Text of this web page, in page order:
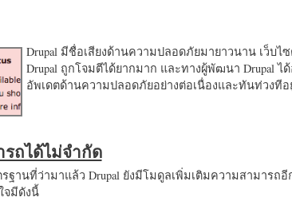
Drupal มีชื่อเสียงด้านความปลอดภัยมายาวนาน เว็บไ
Drupal ถูกโจมตีได้ยากมาก และทางผู้พัฒนา Drupal ไ
อัพเดตด้านความปลอดภัยอย่างต่อเนื่องและทันท่วงทีอ
ถได้ไม่จำกัด
านที่ว่ามาแล้ว Drupal ยังมีโมดูลเพิ่มเติมความสามารถอี
จมีดังนี้